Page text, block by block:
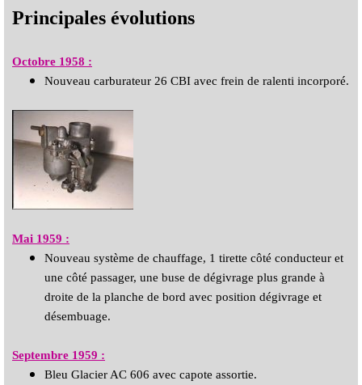
Principales évolutions
Octobre 1958 :
Nouveau carburateur 26 CBI avec frein de ralenti incorporé.
Mai 1959 :
Nouveau système de chauffage, 1 tirette côté conducteur et
une côté passager, une buse de dégivrage plus grande à
droite de la planche de bord avec position dégivrage et
désembuage.
Septembre 1959 :
Bleu Glacier AC 606 avec capote assortie.